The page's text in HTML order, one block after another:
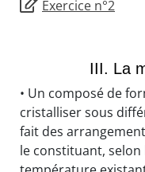
Exercice n°2
III. La
• Un composé de
cristalliser sous
fait des
le constituant,